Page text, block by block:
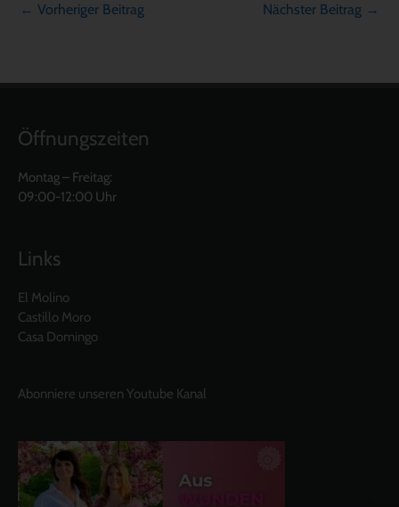
← Vorheriger Beitrag Nächster Beitrag →
Öffnungszeiten
Montag – Freitag:
09:00-12:00 Uhr
Links
El Molino
Castillo Moro
Casa Domingo
Abonniere unseren Youtube Kanal